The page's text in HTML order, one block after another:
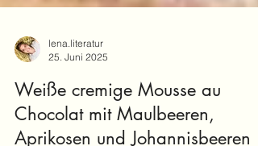
lena.literatur
Weiße cremige Mousse au